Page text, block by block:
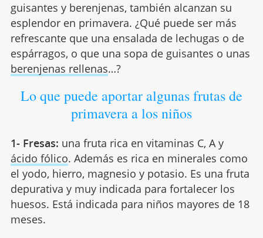
guisantes y berenjenas, también alcanzan su
esplendor en primavera. ¿Qué puede ser más
refrescante que una ensalada de lechugas o de
espárragos, o que una sopa de guisantes o unas
berenjenas rellenas…?
Lo que puede aportar algunas frutas de
primavera a los niños
1- Fresas: una fruta rica en vitaminas C, A y
ácido fólico. Además es rica en minerales como
el yodo, hierro, magnesio y potasio. Es una fruta
depurativa y muy indicada para fortalecer los
huesos. Está indicada para niños mayores de 18
meses.